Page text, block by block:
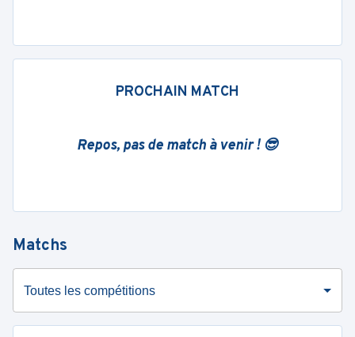
PROCHAIN MATCH
Repos, pas de match à venir ! 😎
Matchs
Toutes les compétitions